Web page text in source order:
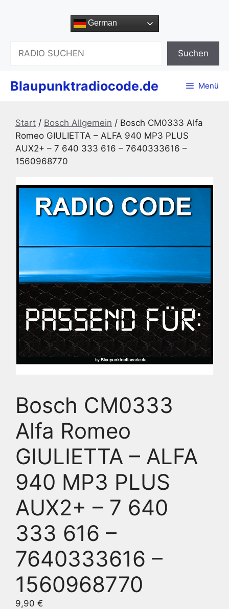
German
Suchen
Blaupunktradiocode.de Menü
Start / Bosch Allgemein / Bosch CM0333 Alfa
Romeo GIULIETTA – ALFA 940 MP3 PLUS
AUX2+ – 7 640 333 616 – 7640333616 –
1560968770
Bosch CM0333
Alfa Romeo
GIULIETTA – ALFA
940 MP3 PLUS
AUX2+ – 7 640
333 616 –
7640333616 –
1560968770
9,90 €